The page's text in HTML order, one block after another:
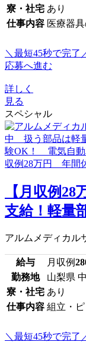
寮・社宅 あり
仕事内容 医療器
＼最短45秒で完了
応募へ進む
詳しく
見る
スペシャル
【月収例
支給！軽量
アルムメディカル
給与 月収例
勤務地
山梨県
寮・社宅 あり
仕事内容 組立・
＼最短45秒で完了